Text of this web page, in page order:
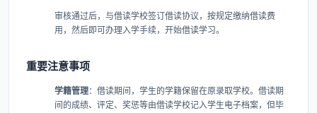
审核通过后，与借读学校签订借读协议，按规定缴纳借读费
用，然后即可办理入学手续，开始借读学习。
重要注意事项
学籍管理​：借读期间，学生的学籍保留在原录取学校。借读期
间的成绩、评定、奖惩等由借读学校记入学生电子档案，但毕